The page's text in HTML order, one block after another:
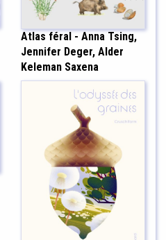
Atlas féral - Anna Tsing,
Jennifer Deger, Alder
Keleman Saxena